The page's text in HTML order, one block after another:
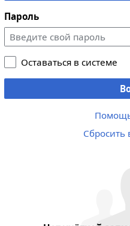
Пароль
Оставаться в системе
Сбросить